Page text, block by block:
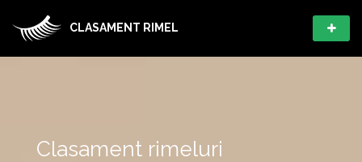
CLASAMENT RIMEL
Clasament rimeluri